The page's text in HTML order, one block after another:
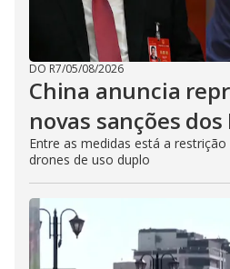
DO R7/05/08/2026
China anuncia
novas sanções dos
Entre as medidas está a
drones de uso duplo